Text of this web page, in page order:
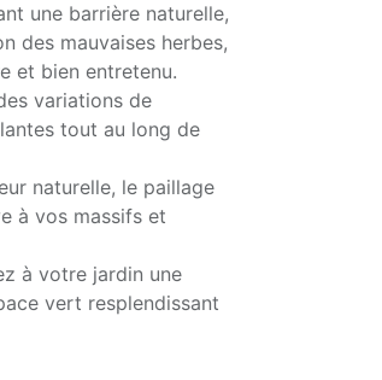
une barrière naturelle,
des mauvaises herbes,
et bien entretenu.
variations de
tout au long de
naturelle, le paillage
à vos massifs et
à votre jardin une
vert resplendissant